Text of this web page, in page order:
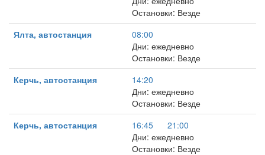
Остановки: Везде
Ялта, автостанция
08:00
Дни: ежедневно
Остановки: Везде
Керчь, автостанция
14:20
Дни: ежедневно
Остановки: Везде
Керчь, автостанция
16:45
21:00
Дни: ежедневно
Остановки: Везде